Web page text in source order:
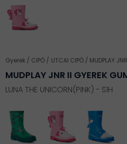
Gyerek CIPŐ UTCAI CIPŐ MUDPLAY
MUDPLAY JNR II GYEREK
LUNA THE UNICORN(PINK) - S1H